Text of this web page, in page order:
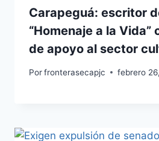
Carapeguá: escritor
“Homenaje a la
de apoyo al sector
Porfronterasecapjc febrero